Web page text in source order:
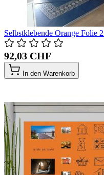
Selbstklebende Orange Folie
92,03 CHF
In den Warenkorb